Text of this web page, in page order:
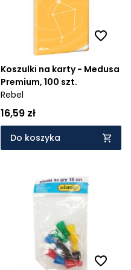
Koszulki na karty - Medusa
Premium, 100 szt.
Rebel
16,59 zł
Do koszyka